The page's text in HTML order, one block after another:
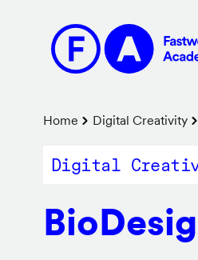
contenuto
principale
Briciole
di
Home Digital Creativity
Digital